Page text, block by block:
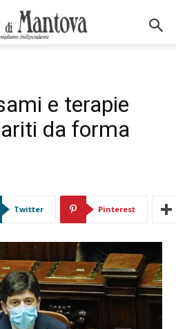
e terapie
da forma
Twitter Pinterest